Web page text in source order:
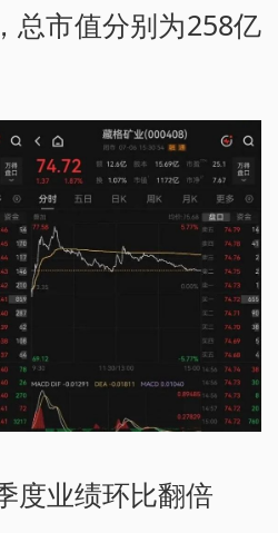
总市值分别为258亿
度业绩环比翻倍